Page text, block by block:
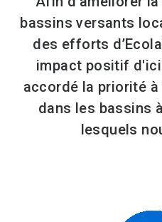
bassins versants
des efforts
impact positif d'ici
accordé la priorité
dans les bassins
lesquels